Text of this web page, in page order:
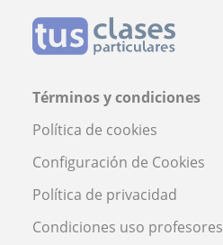
Términos y condiciones
Política de cookies
Configuración de Cookies
Política de privacidad
Condiciones uso profesores